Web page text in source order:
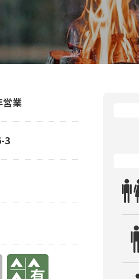
営業
3
有り